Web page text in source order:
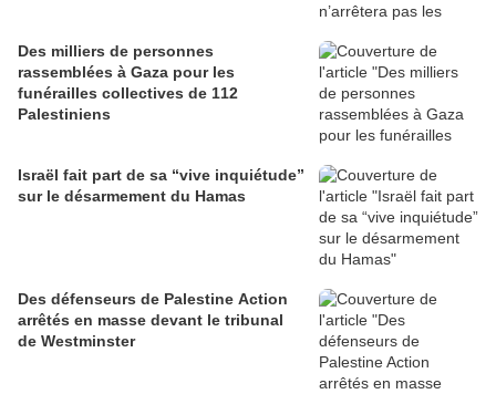
Des milliers de personnes
rassemblées à Gaza pour les
funérailles collectives de 112
Palestiniens
Israël fait part de sa “vive inquiétude”
sur le désarmement du Hamas
Des défenseurs de Palestine Action
arrêtés en masse devant le tribunal
de Westminster